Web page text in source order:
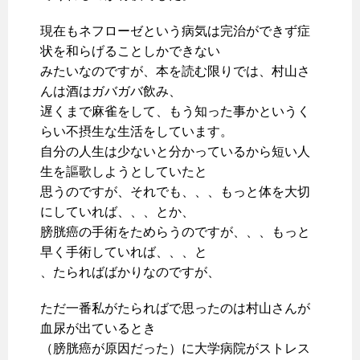
現在もネフローゼという病気は完治ができず症
状を和らげることしかできない
みたいなのですが、本を読む限りでは、村山さ
んは酒はガバガバ飲み、
遅くまで麻雀をして、もう知った事かというく
らい不摂生な生活をしています。
自分の人生は少ないと分かっているから短い人
生を謳歌しようとしていたと
思うのですが、それでも、、、もっと体を大切
にしていれば、、、とか、
膀胱癌の手術をためらうのですが、、、もっと
早く手術していれば、、、と
、たらればばかりなのですが、
ただ一番私がたらればで思ったのは村山さんが
血尿が出ているとき
（膀胱癌が原因だった）に大学病院がストレス